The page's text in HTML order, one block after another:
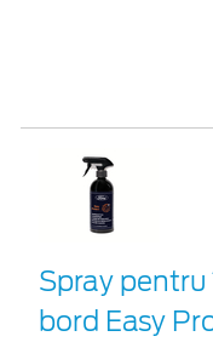
Spray
bord Easy